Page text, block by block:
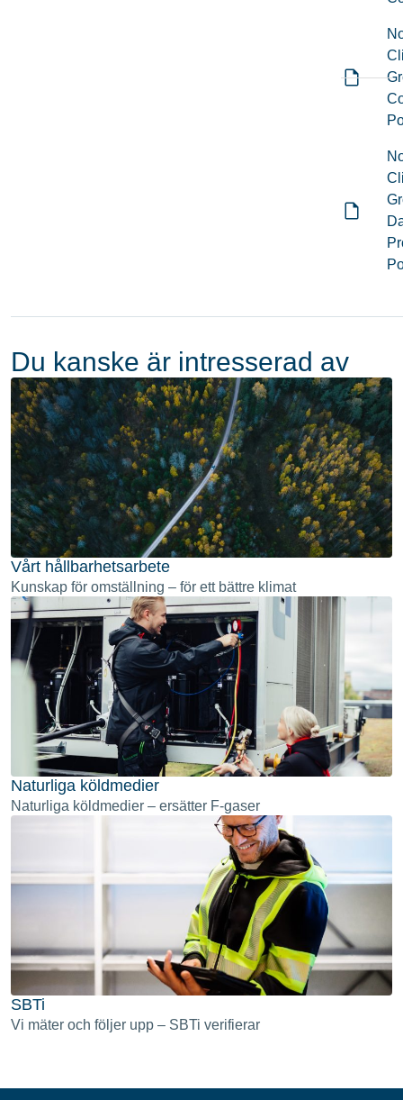
Du kanske är intresserad av
Vårt hållbarhetsarbete
Kunskap för omställning – för ett bättre klimat
Naturliga köldmedier
Naturliga köldmedier – ersätter F-gaser
SBTi
Vi mäter och följer upp – SBTi verifierar